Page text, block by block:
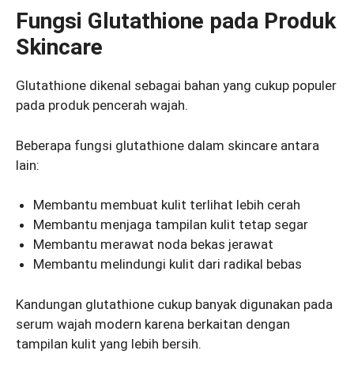
Fungsi Glutathione pada Produk
Skincare
Glutathione dikenal sebagai bahan yang cukup populer
pada produk pencerah wajah.
Beberapa fungsi glutathione dalam skincare antara
lain:
Membantu membuat kulit terlihat lebih cerah
Membantu menjaga tampilan kulit tetap segar
Membantu merawat noda bekas jerawat
Membantu melindungi kulit dari radikal bebas
Kandungan glutathione cukup banyak digunakan pada
serum wajah modern karena berkaitan dengan
tampilan kulit yang lebih bersih.